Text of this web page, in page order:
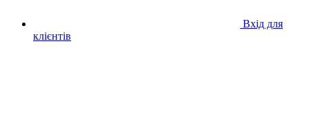
Вхід для
клієнтів